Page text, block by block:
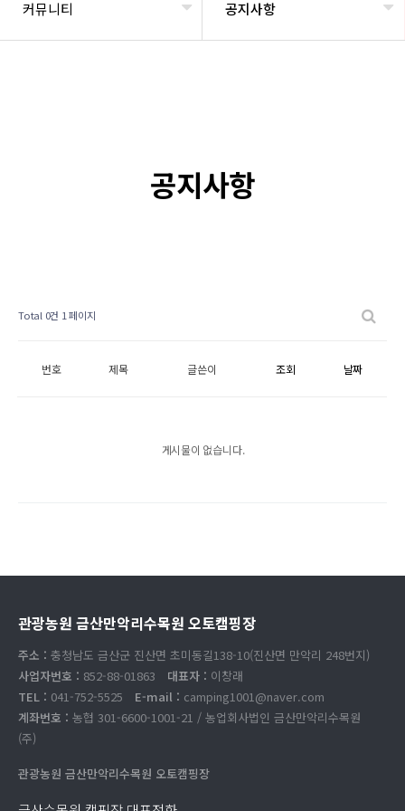
커뮤니티 공지사항
공지사항
Total 0건 1 페이지
번호 제목 글쓴이 조회 날짜
게시물이 없습니다.
관광농원 금산만악리수목원 오토캠핑장
주소 : 충청남도 금산군 진산면 초미동길138-10(진산면 만악리 248번지)
사업자번호 : 852-88-01863 대표자 : 이창래
TEL : 041-752-5525 E-mail : camping1001@naver.com
계좌번호 : 농협 301-6600-1001-21 / 농업회사법인 금산만악리수목원
(주)
관광농원 금산만악리수목원 오토캠핑장